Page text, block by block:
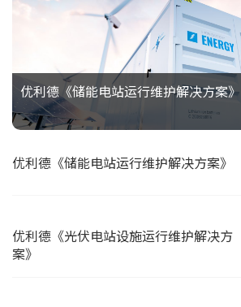
优利德《储能电站运行维护解决方案》
优利德《储能电站运行维护解决方案》
优利德《光伏电站设施运行维护解决方
案》